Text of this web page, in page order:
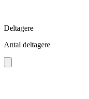
Deltagere
Antal deltagere